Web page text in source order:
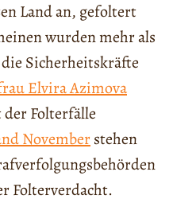
Land an, gefoltert
wurden mehr als
Sicherheitskräfte
Elvira Azimova
Folterfälle
Novemberstehen
Folterverdacht.